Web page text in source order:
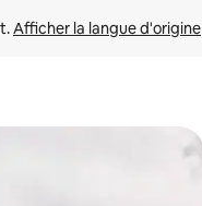
Afficher la langue d'origine